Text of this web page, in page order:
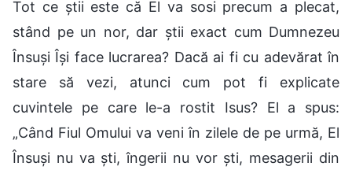
Tot ce știi este că El va sosi precum a plecat,
stând pe un nor, dar știi exact cum Dumnezeu
Însuși Își face lucrarea? Dacă ai fi cu adevărat în
stare să vezi, atunci cum pot fi explicate
cuvintele pe care le-a rostit Isus? El a spus:
„Când Fiul Omului va veni în zilele de pe urmă, El
Însuși nu va ști, îngerii nu vor ști, mesagerii din